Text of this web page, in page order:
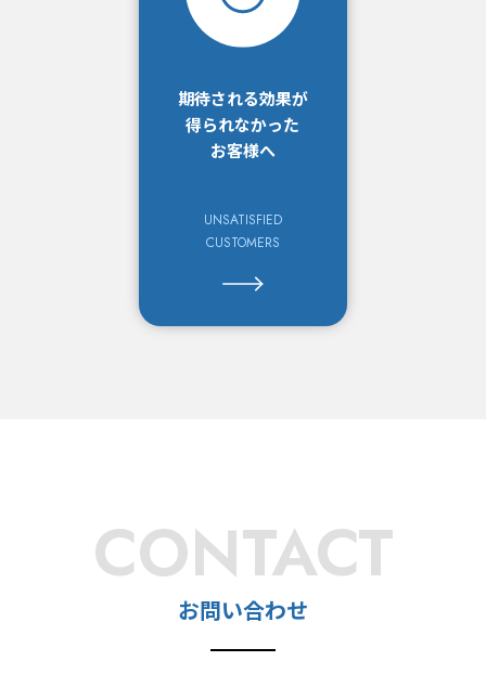
期待される効果が
得られなかった
お客様へ
UNSATISFIED
CUSTOMERS
CONTACT
お問い合わせ